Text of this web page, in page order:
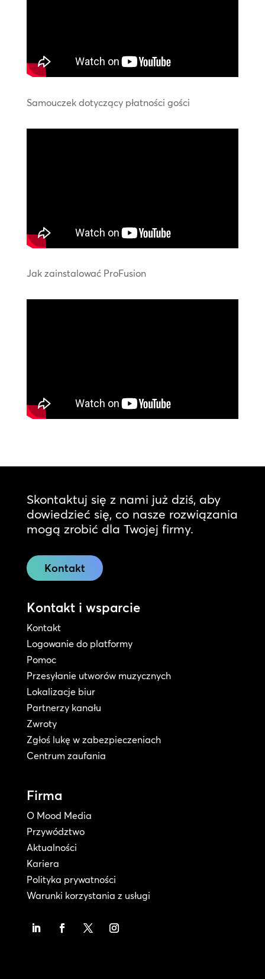
Samouczek dotyczący płatności gości
Jak zainstalować ProFusion
Skontaktuj się z nami już dziś, aby
dowiedzieć się, co nasze rozwiązania
mogą zrobić dla Twojej firmy.
Kontakt
Kontakt i wsparcie
Kontakt
Logowanie do platformy
Pomoc
Przesyłanie utworów muzycznych
Lokalizacje biur
Partnerzy kanału
Zwroty
Zgłoś lukę w zabezpieczeniach
Centrum zaufania
Firma
O Mood Media
Przywództwo
Aktualności
Kariera
Polityka prywatności
Warunki korzystania z usługi